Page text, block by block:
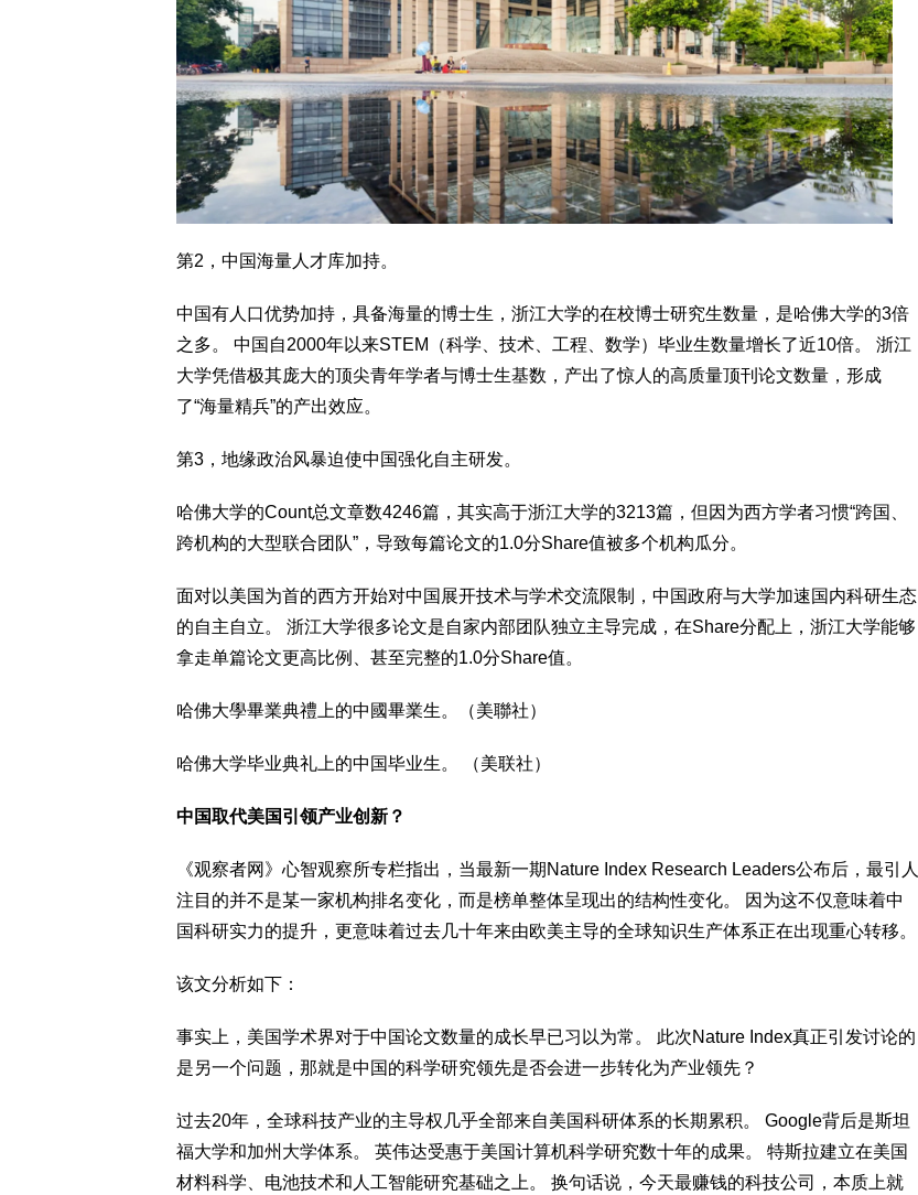
第2，中国海量人才库加持。
中国有人口优势加持，具备海量的博士生，浙江大学的在校博士研究生数量，是哈佛大学的3倍
之多。 中国自2000年以来STEM（科学、技术、工程、数学）毕业生数量增长了近10倍。 浙江
大学凭借极其庞大的顶尖青年学者与博士生基数，产出了惊人的高质量顶刊论文数量，形成
了“海量精兵”的产出效应。
第3，地缘政治风暴迫使中国强化自主研发。
哈佛大学的Count总文章数4246篇，其实高于浙江大学的3213篇，但因为西方学者习惯“跨国、
跨机构的大型联合团队”，导致每篇论文的1.0分Share值被多个机构瓜分。
面对以美国为首的西方开始对中国展开技术与学术交流限制，中国政府与大学加速国内科研生态
的自主自立。 浙江大学很多论文是自家内部团队独立主导完成，在Share分配上，浙江大学能够
拿走单篇论文更高比例、甚至完整的1.0分Share值。
哈佛大學畢業典禮上的中國畢業生。（美聯社）
哈佛大学毕业典礼上的中国毕业生。 （美联社）
中国取代美国引领产业创新？
《观察者网》心智观察所专栏指出，当最新一期Nature Index Research Leaders公布后，最引人
注目的并不是某一家机构排名变化，而是榜单整体呈现出的结构性变化。 因为这不仅意味着中
国科研实力的提升，更意味着过去几十年来由欧美主导的全球知识生产体系正在出现重心转移。
该文分析如下：
事实上，美国学术界对于中国论文数量的成长早已习以为常。 此次Nature Index真正引发讨论的
是另一个问题，那就是中国的科学研究领先是否会进一步转化为产业领先？
过去20年，全球科技产业的主导权几乎全部来自美国科研体系的长期累积。 Google背后是斯坦
福大学和加州大学体系。 英伟达受惠于美国计算机科学研究数十年的成果。 特斯拉建立在美国
材料科学、电池技术和人工智能研究基础之上。 换句话说，今天最赚钱的科技公司，本质上就